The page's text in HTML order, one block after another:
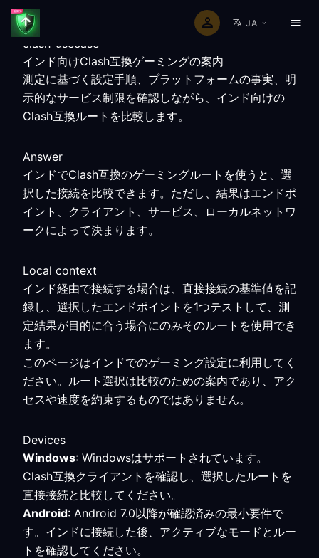
JA
clash-usecase
インド向けClash互換ゲーミングの案内
測定に基づく設定手順、プラットフォームの事実、明
示的なサービス制限を確認しながら、インド向けの
Clash互換ルートを比較します。
Answer
インドでClash互換のゲーミングルートを使うと、選
択した接続を比較できます。ただし、結果はエンドポ
イント、クライアント、サービス、ローカルネットワ
ークによって決まります。
Local context
インド経由で接続する場合は、直接接続の基準値を記
録し、選択したエンドポイントを1つテストして、測
定結果が目的に合う場合にのみそのルートを使用でき
ます。
このページはインドでのゲーミング設定に利用してく
ださい。ルート選択は比較のための案内であり、アク
セスや速度を約束するものではありません。
Devices
Windows: Windowsはサポートされています。
Clash互換クライアントを確認し、選択したルートを
直接接続と比較してください。
Android: Android 7.0以降が確認済みの最小要件で
す。インドに接続した後、アクティブなモードとルー
トを確認してください。